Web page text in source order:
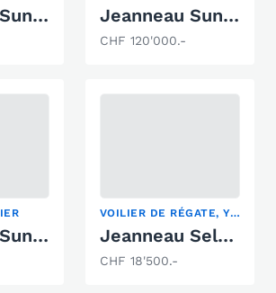
Jeanneau Sun Odyssey 47 Jeanneau Sun Odysee 349
CHF 120'000.-
Jeanneau Sun Odyssey 409
VOILIER DE RÉGATE, YACHT HAUTURIER, YACHT À VOILE
Jeanneau Selection 37
CHF 18'500.-